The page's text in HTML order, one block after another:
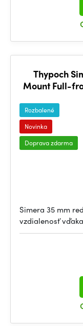
Thypoch
Mount Full-
Rozbalené
Novinka
Doprava zdarma
Simera 35 mm
vzdialenosť